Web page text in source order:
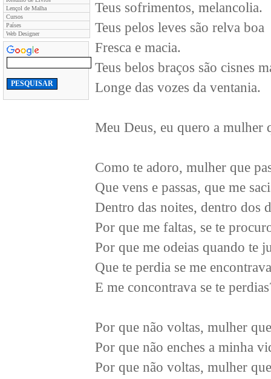
Lençol de Malha
Cursos
Países
Web Designer
Teus sofrimentos, melancolia.
Teus pelos leves são relva boa
Fresca e macia.
Teus belos braços são cisnes
Longe das vozes da ventania.
Meu Deus, eu quero a mulher
Como te adoro, mulher que
Que vens e passas, que me
Dentro das noites, dentro dos
Por que me faltas, se te
Por que me odeias quando te
Que te perdia se me
E me concontrava se te
Por que não voltas, mulher que
Por que não enches a minha
Por que não voltas, mulher